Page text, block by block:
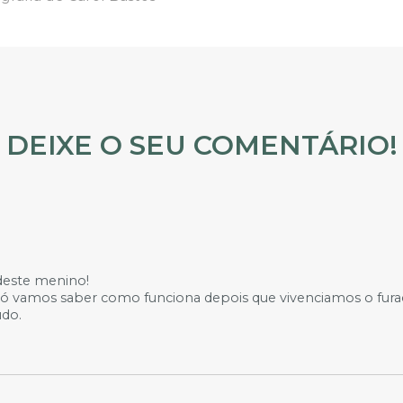
DEIXE O SEU COMENTÁRIO!
menino!
vamos saber como funciona depois que vivenciamos o